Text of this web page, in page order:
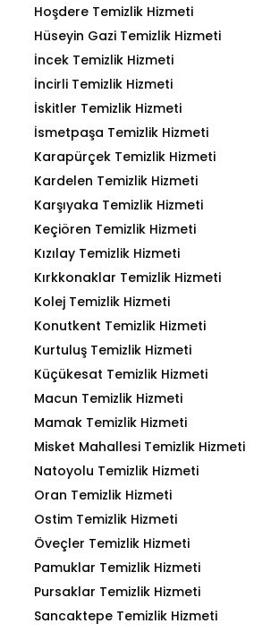
Hoşdere Temizlik Hizmeti
Hüseyin Gazi Temizlik Hizmeti
İncek Temizlik Hizmeti
İncirli Temizlik Hizmeti
İskitler Temizlik Hizmeti
İsmetpaşa Temizlik Hizmeti
Karapürçek Temizlik Hizmeti
Kardelen Temizlik Hizmeti
Karşıyaka Temizlik Hizmeti
Keçiören Temizlik Hizmeti
Kızılay Temizlik Hizmeti
Kırkkonaklar Temizlik Hizmeti
Kolej Temizlik Hizmeti
Konutkent Temizlik Hizmeti
Kurtuluş Temizlik Hizmeti
Küçükesat Temizlik Hizmeti
Macun Temizlik Hizmeti
Mamak Temizlik Hizmeti
Misket Mahallesi Temizlik Hizmeti
Natoyolu Temizlik Hizmeti
Oran Temizlik Hizmeti
Ostim Temizlik Hizmeti
Öveçler Temizlik Hizmeti
Pamuklar Temizlik Hizmeti
Pursaklar Temizlik Hizmeti
Sancaktepe Temizlik Hizmeti